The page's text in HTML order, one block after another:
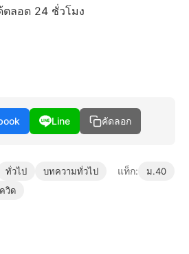
ตลอด 24 ชั่วโมง
Line คัดลอก
ทั่วไป บทความทั่วไป แท็ก:
ม.40
วิด